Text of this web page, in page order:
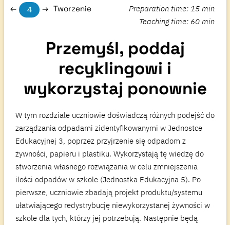
4 Tworzenie Preparation time: 15 min
Teaching time: 60 min
Przemyśl, poddaj
recyklingowi i
wykorzystaj ponownie
W tym rozdziale uczniowie doświadczą różnych podejść do
zarządzania odpadami zidentyfikowanymi w Jednostce
Edukacyjnej 3, poprzez przyjrzenie się odpadom z
żywności, papieru i plastiku. Wykorzystają tę wiedzę do
stworzenia własnego rozwiązania w celu zmniejszenia
ilości odpadów w szkole (Jednostka Edukacyjna 5). Po
pierwsze, uczniowie zbadają projekt produktu/systemu
ułatwiającego redystrybucję niewykorzystanej żywności w
szkole dla tych, którzy jej potrzebują. Następnie będą